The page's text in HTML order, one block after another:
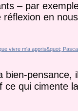
– par
en
pensance,
qui cimente